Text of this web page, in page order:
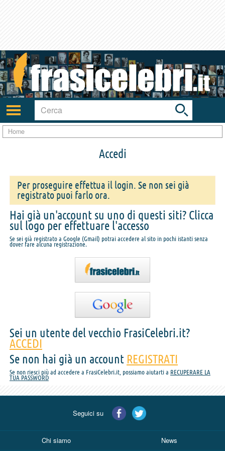
Attiva/disattiva
navigazione
Toggle
search
bar
Home
Accedi
Per proseguire effettua il login. Se non sei già
registrato puoi farlo ora.
Hai già un'account su uno di questi siti? Clicca
sul logo per effettuare l'accesso
Se sei già registrato a Google (Gmail) potrai accedere al sito in pochi istanti senza
dover fare alcuna registrazione.
Sei un utente del vecchio FrasiCelebri.it?
ACCEDI
Se non hai già un account REGISTRATI
Se non riesci più ad accedere a FrasiCelebri.it, possiamo aiutarti a RECUPERARE LA
TUA PASSWORD
Seguici su
Chi siamo News